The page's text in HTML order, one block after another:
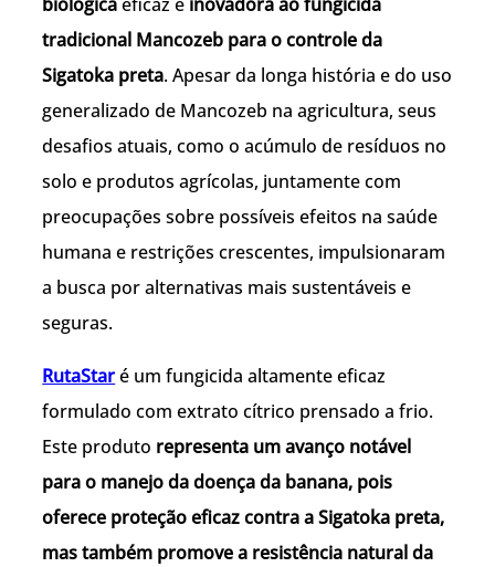
tradicional Mancozeb para o controle da
Sigatoka preta. Apesar da longa história e do uso
generalizado de Mancozeb na agricultura, seus
desafios atuais, como o acúmulo de resíduos no
solo e produtos agrícolas, juntamente com
preocupações sobre possíveis efeitos na saúde
humana e restrições crescentes, impulsionaram
a busca por alternativas mais sustentáveis e
seguras.
RutaStaré um fungicida altamente eficaz
formulado com extrato cítrico prensado a frio.
Este produto representa um avanço notável
para o manejo da doença da banana, pois
oferece proteção eficaz contra a Sigatoka preta,
mas também promove a resistência natural da